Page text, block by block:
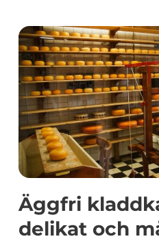
Äggfri
delikat och